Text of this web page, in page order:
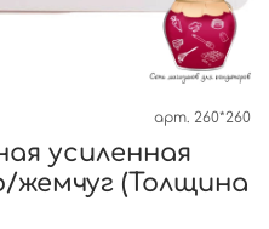
арт. 260*260
усиленная
жемчуг (Толщина